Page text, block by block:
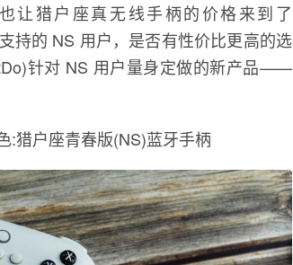
让猎户座真无线手柄的价格来到了
持的 NS 用户，是否有性价比更高的选
针对 NS 用户量身定做的新产品——
:猎户座青春版(NS)蓝牙手柄